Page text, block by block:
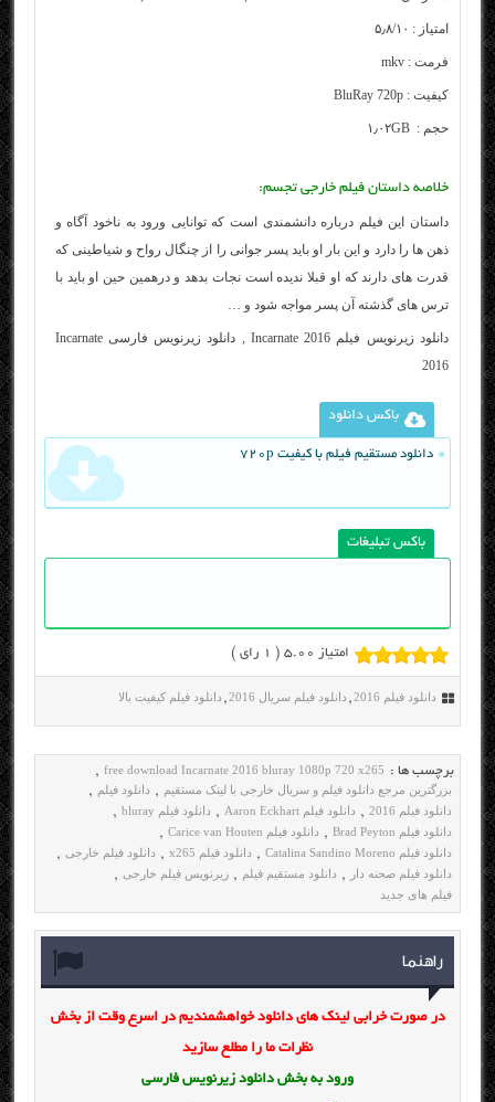
امتیاز : ۵٫۸/۱۰
فرمت : mkv
کیفیت : BluRay 720p
حجم : ۱٫۰۲GB
خلاصه داستان فیلم خارجی تجسم:
داستان این فیلم درباره دانشمندی است که توانایی ورود به ناخود آگاه و
ذهن ها را دارد و این بار او باید پسر جوانی را از چنگال رواح و شیاطینی که
قدرت های دارند که او قبلا ندیده است نجات بدهد و درهمین حین او باید با
ترس های گذشته آن پسر مواجه شود و …
دانلود زیرنویس فیلم Incarnate 2016 , دانلود زیرنویس فارسی Incarnate
2016
باکس دانلود
دانلود مستقیم فیلم با کیفیت 720p
باکس تبلیغات
امتیاز 5.00 ( 1 رای )
دانلود فیلم 2016 , دانلود فیلم سریال 2016 , دانلود فیلم کیفیت بالا
برچسب ها : free download Incarnate 2016 bluray 1080p 720 x265
,
بزرگترین مرجع دانلود فیلم و سریال خارجی با لینک مستقیم , دانلود فیلم ,
دانلود فیلم 2016 , دانلود فیلم Aaron Eckhart , دانلود فیلم bluray ,
دانلود فیلم Brad Peyton , دانلود فیلم Carice van Houten ,
دانلود فیلم Catalina Sandino Moreno , دانلود فیلم x265 , دانلود فیلم خارجی ,
دانلود فیلم صحنه دار , دانلود مستقیم فیلم , زیرنویس فیلم خارجی ,
فیلم های جدید
راهنما
در صورت خرابی لینک های دانلود خواهشمندیم در اسرع وقت از بخش
نظرات ما را مطلع سازید
ورود به بخش دانلود زیرنویس فارسی